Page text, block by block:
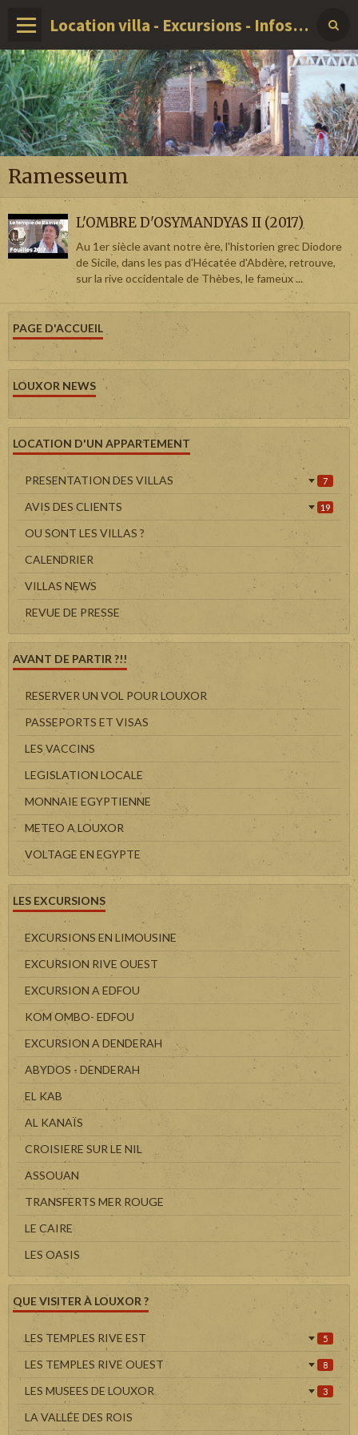
Location villa - Excursions - Infos sur LOUXOR - EGYPTE
Ramesseum
L'OMBRE D'OSYMANDYAS II (2017)
Au 1er siècle avant notre ère, l'historien grec Diodore
de Sicile, dans les pas d'Hécatée d'Abdère, retrouve,
sur la rive occidentale de Thèbes, le fameux ...
PAGE D'ACCUEIL
LOUXOR NEWS
LOCATION D'UN APPARTEMENT
PRESENTATION DES VILLAS 7
AVIS DES CLIENTS 19
OU SONT LES VILLAS ?
CALENDRIER
VILLAS NEWS
REVUE DE PRESSE
AVANT DE PARTIR ?!!
RESERVER UN VOL POUR LOUXOR
PASSEPORTS ET VISAS
LES VACCINS
LEGISLATION LOCALE
MONNAIE EGYPTIENNE
METEO A LOUXOR
VOLTAGE EN EGYPTE
LES EXCURSIONS
EXCURSIONS EN LIMOUSINE
EXCURSION RIVE OUEST
EXCURSION A EDFOU
KOM OMBO- EDFOU
EXCURSION A DENDERAH
ABYDOS - DENDERAH
EL KAB
AL KANAÏS
CROISIERE SUR LE NIL
ASSOUAN
TRANSFERTS MER ROUGE
LE CAIRE
LES OASIS
QUE VISITER À LOUXOR ?
LES TEMPLES RIVE EST 5
LES TEMPLES RIVE OUEST 8
LES MUSEES DE LOUXOR 3
LA VALLÉE DES ROIS